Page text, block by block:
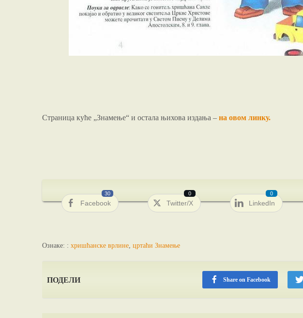
Страница куће „Знамење“ и остала њихова издања – на овом линку.
Facebook
30
Twitter/X
0
LinkedIn
0
Ознаке: : хришћанске врлине, цртаћи Знамење
ПОДЕЛИ Share on Facebook